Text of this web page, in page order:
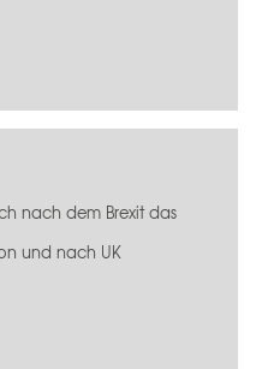
nach dem Brexit das
und nach UK